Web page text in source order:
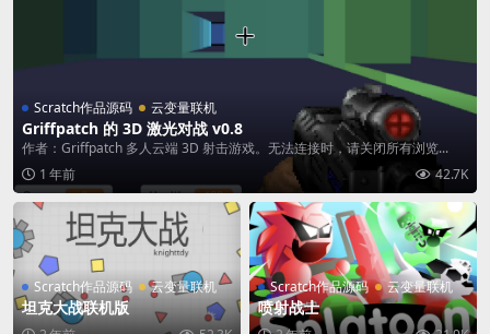
Scratch作品源码 云变量联机
Griffpatch 的 3D 激光对战 v0.8
作者：Griffpatch 多人云端 3D 射击游戏。无法连接时，请关闭所有浏览...
1 年前
42.7K
Scratch作品源码 云变量联机
坦克大战联机版
Scratch作品源码 云变量联机
喷射战士